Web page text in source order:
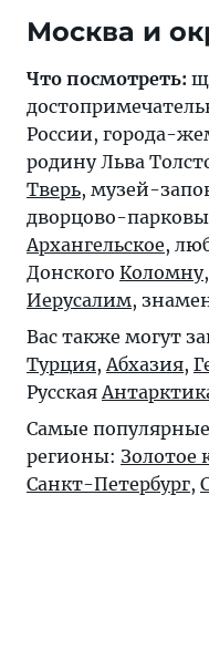
Москва и
Что посмотреть:
России, города-
родину Льва
Тверь, музей-
дворцово-
Архангельское,
Донского Коломну
Иерусалим,
Вас также могут
Турция, Абхазия,
Русская
Самые популярные
регионы: Золотое
Санкт-Петербург,